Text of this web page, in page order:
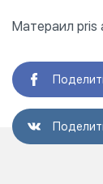
Матераил pris